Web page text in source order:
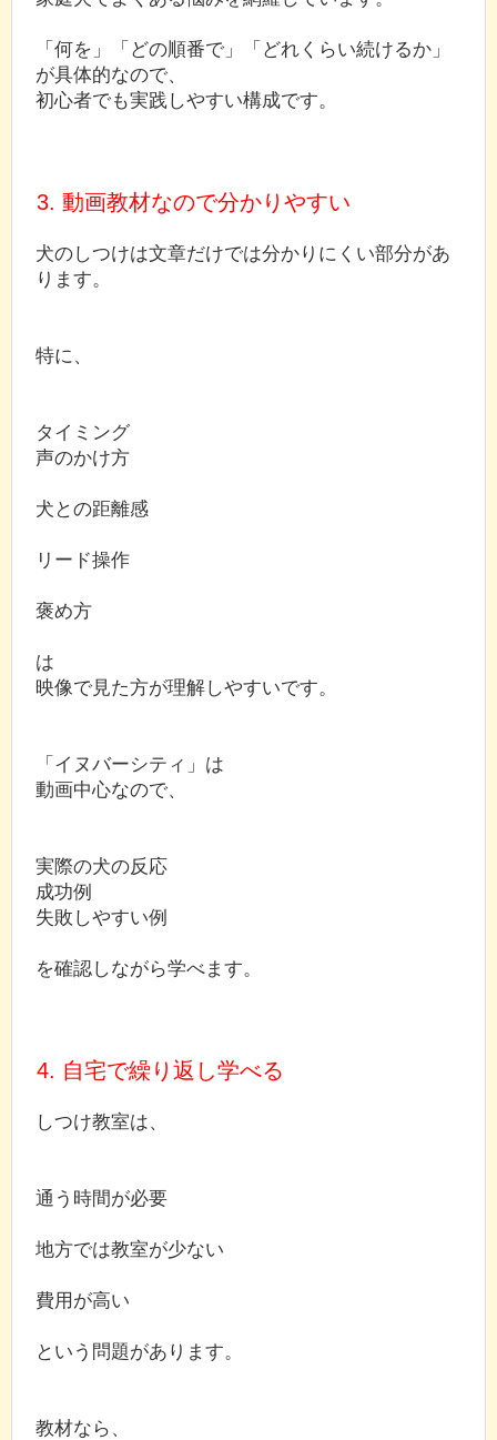
「何を」「どの順番で」「どれくらい続けるか」
が具体的なので、
初心者でも実践しやすい構成です。
3. 動画教材なので分かりやすい
犬のしつけは文章だけでは分かりにくい部分があ
ります。
特に、
タイミング
声のかけ方
犬との距離感
リード操作
褒め方
は
映像で見た方が理解しやすいです。
「イヌバーシティ」は
動画中心なので、
実際の犬の反応
成功例
失敗しやすい例
を確認しながら学べます。
4. 自宅で繰り返し学べる
しつけ教室は、
通う時間が必要
地方では教室が少ない
費用が高い
という問題があります。
教材なら、